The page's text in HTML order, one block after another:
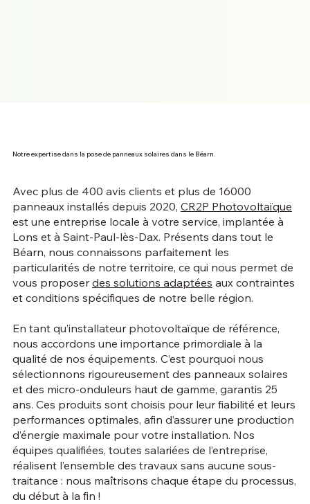
Notre expertise dans la pose de panneaux solaires dans le Béarn.
Avec plus de 400 avis clients et plus de 16000
panneaux installés depuis 2020, CR2P Photovoltaïque
est une entreprise locale à votre service, implantée à
Lons et à Saint-Paul-lès-Dax. Présents dans tout le
Béarn, nous connaissons parfaitement les
particularités de notre territoire, ce qui nous permet de
vous proposer des solutions adaptées aux contraintes
et conditions spécifiques de notre belle région.
En tant qu’installateur photovoltaïque de référence,
nous accordons une importance primordiale à la
qualité de nos équipements. C’est pourquoi nous
sélectionnons rigoureusement des panneaux solaires
et des micro-onduleurs haut de gamme, garantis 25
ans. Ces produits sont choisis pour leur fiabilité et leurs
performances optimales, afin d’assurer une production
d’énergie maximale pour votre installation. Nos
équipes qualifiées, toutes salariées de l’entreprise,
réalisent l’ensemble des travaux sans aucune sous-
traitance : nous maîtrisons chaque étape du processus,
du début à la fin !